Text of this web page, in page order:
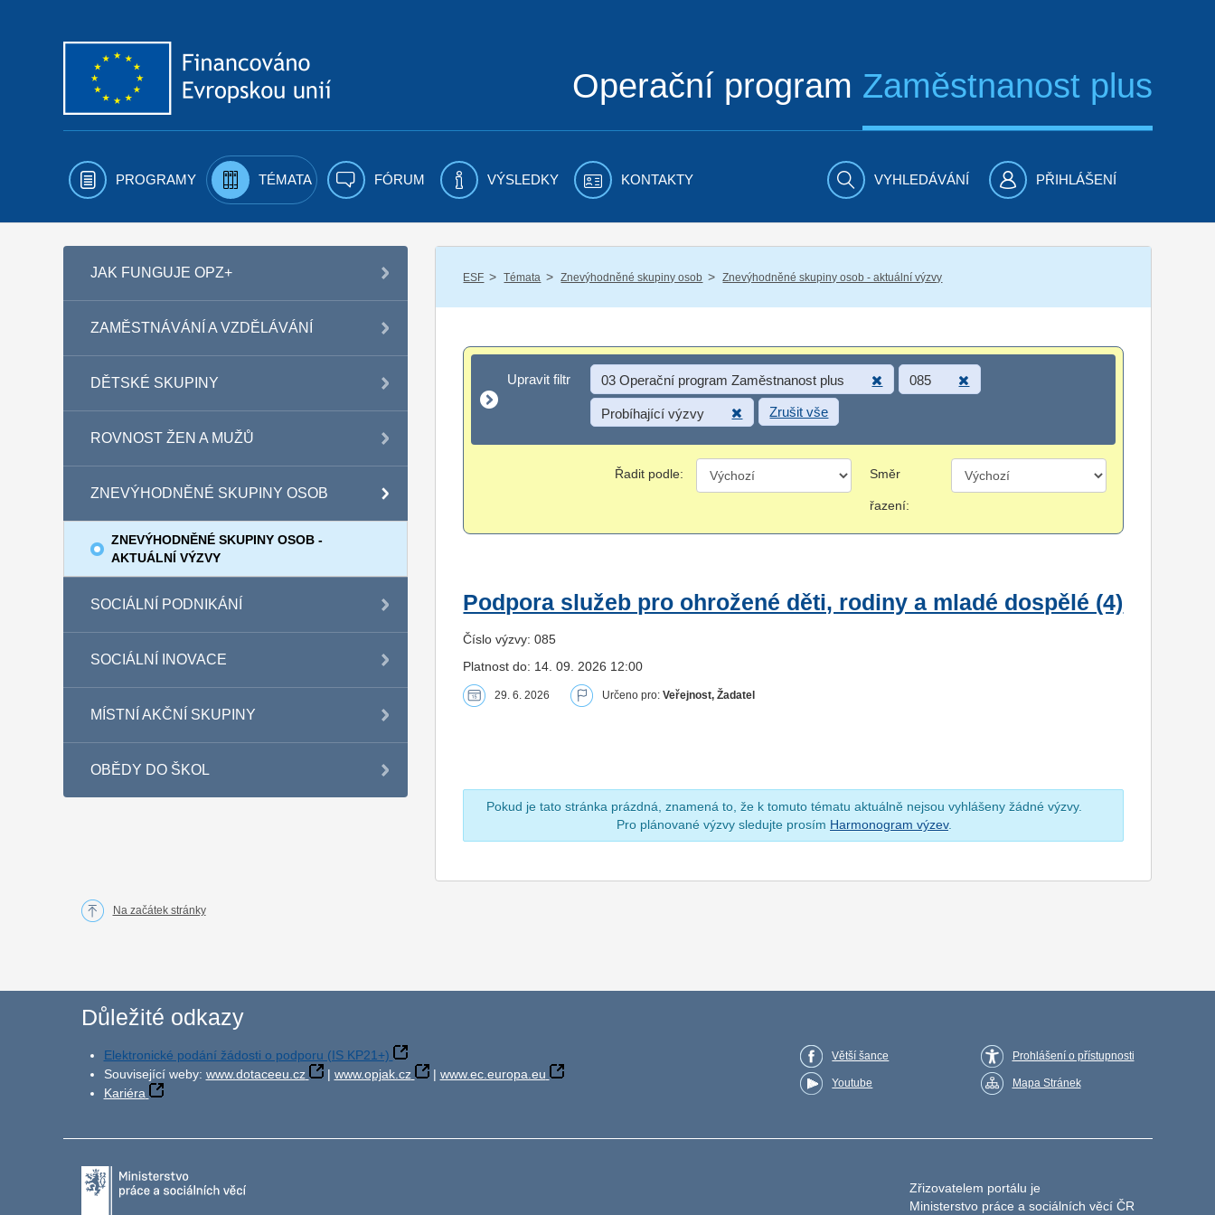
Operační program Zaměstnanost plus
PROGRAMY TÉMATA FÓRUM VÝSLEDKY KONTAKTY VYHLEDÁVÁNÍ PŘIHLÁŠENÍ
JAK FUNGUJE OPZ+
ZAMĚSTNÁVÁNÍ A VZDĚLÁVÁNÍ
DĚTSKÉ SKUPINY
ROVNOST ŽEN A MUŽŮ
ZNEVÝHODNĚNÉ SKUPINY OSOB
ZNEVÝHODNĚNÉ SKUPINY OSOB -
AKTUÁLNÍ VÝZVY
SOCIÁLNÍ PODNIKÁNÍ
SOCIÁLNÍ INOVACE
MÍSTNÍ AKČNÍ SKUPINY
OBĚDY DO ŠKOL
ESF / Témata / Znevýhodněné skupiny osob / Znevýhodněné skupiny osob - aktuální výzvy
Upravit filtr
Upravit filtr 03 Operační program Zaměstnanost plus 085
Probíhající výzvy Zrušit vše
Řadit podle: Směr
řazení:
Podpora služeb pro ohrožené děti, rodiny a mladé dospělé (4)
Číslo výzvy: 085
Platnost do: 14. 09. 2026 12:00
29. 6. 2026 Určeno pro:Veřejnost, Žadatel
Pokud je tato stránka prázdná, znamená to, že k tomuto tématu aktuálně nejsou vyhlášeny žádné výzvy.
Pro plánované výzvy sledujte prosím Harmonogram výzev.
Na začátek stránky
Důležité odkazy
Elektronické podání žádosti o podporu (IS KP21+)
Související weby: www.dotaceeu.cz | www.opjak.cz | www.ec.europa.eu
Kariéra
Větší šance
Youtube
Prohlášení o přístupnosti
Mapa Stránek
Zřizovatelem portálu je
Ministerstvo práce a sociálních věcí ČR